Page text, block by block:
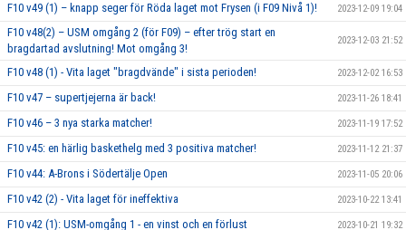
F10 v49 (1) – knapp seger för Röda laget mot Frysen (i F09 Nivå 1)! 2023-12-09 19:04
F10 v48(2) – USM omgång 2 (för F09) – efter trög start en
bragdartad avslutning! Mot omgång 3!
2023-12-03 21:52
F10 v48 (1) - Vita laget "bragdvände" i sista perioden! 2023-12-02 16:53
F10 v47 – supertjejerna är back! 2023-11-26 18:41
F10 v46 – 3 nya starka matcher! 2023-11-19 17:52
F10 v45: en härlig baskethelg med 3 positiva matcher! 2023-11-12 21:37
F10 v44: A-Brons i Södertälje Open 2023-11-05 20:06
F10 v42 (2) - Vita laget för ineffektiva 2023-10-22 13:41
F10 v42 (1): USM-omgång 1 - en vinst och en förlust 2023-10-21 19:32